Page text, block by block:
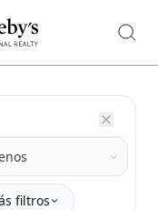
filtros